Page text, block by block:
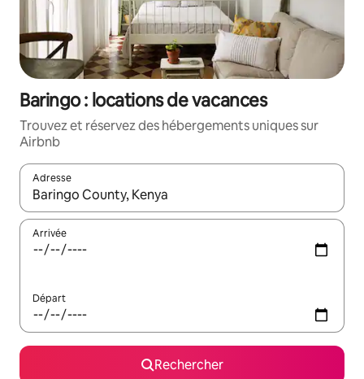
Baringo : locations de vacances
Trouvez et réservez des hébergements uniques sur
Airbnb
Adresse
Lorsque les résultats s'affichent, utilisez les flèches vers le
Arrivée
Départ
Rechercher